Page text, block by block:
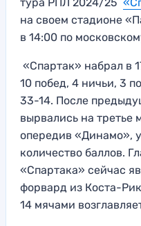
тура РПЛ 2024/25
на своем стадионе
в 14:00 по
«Спартак» набрал в
10 побед, 4 ничьи, 3
33-14. После
вырвались на третье
опередив «Динамо»,
количество баллов.
«Спартака» сейчас
форвард из Коста-
14 мячами